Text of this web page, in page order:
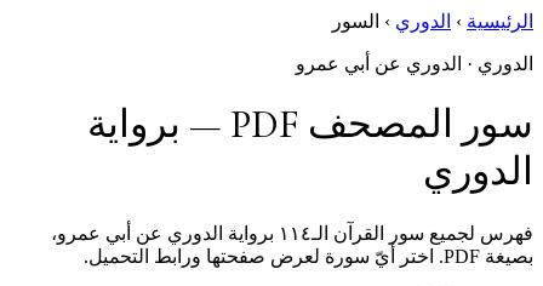
الرئيسية › الدوري › السور
الدوري · الدوري عن أبي عمرو
سور المصحف PDF — برواية
الدوري
فهرس لجميع سور القرآن الـ١١٤ برواية الدوري عن أبي عمرو،
بصيغة PDF. اختر أيّ سورة لعرض صفحتها ورابط التحميل.